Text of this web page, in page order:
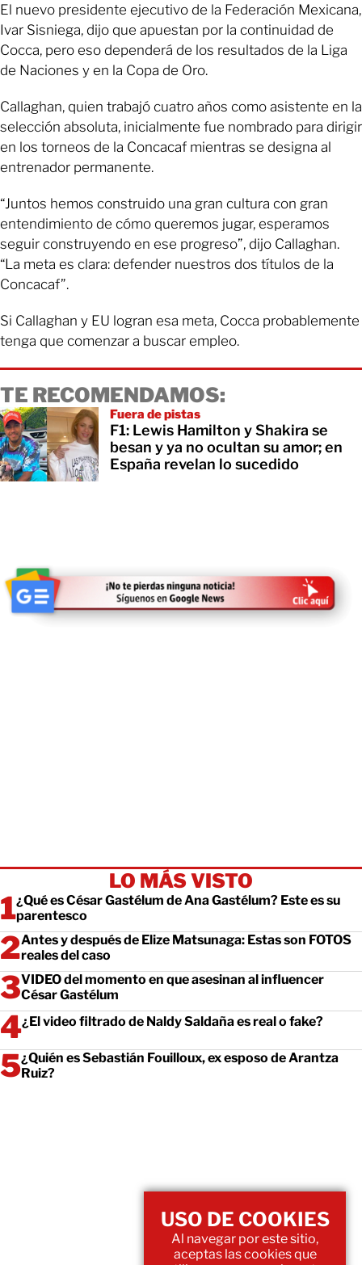
El nuevo presidente ejecutivo de la Federación Mexicana,
Ivar Sisniega, dijo que apuestan por la continuidad de
Cocca, pero eso dependerá de los resultados de la Liga
de Naciones y en la Copa de Oro.
Callaghan, quien trabajó cuatro años como asistente en la
selección absoluta, inicialmente fue nombrado para dirigir
en los torneos de la Concacaf mientras se designa al
entrenador permanente.
“Juntos hemos construido una gran cultura con gran
entendimiento de cómo queremos jugar, esperamos
seguir construyendo en ese progreso”, dijo Callaghan.
“La meta es clara: defender nuestros dos títulos de la
Concacaf”.
Si Callaghan y EU logran esa meta, Cocca probablemente
tenga que comenzar a buscar empleo.
TE RECOMENDAMOS:
Fuera de pistas
F1: Lewis Hamilton y Shakira se
besan y ya no ocultan su amor; en
España revelan lo sucedido
LO MÁS VISTO
¿Qué es César Gastélum de Ana Gastélum? Este es su
parentesco
Antes y después de Elize Matsunaga: Estas son FOTOS
reales del caso
VIDEO del momento en que asesinan al influencer
César Gastélum
¿El video filtrado de Naldy Saldaña es real o fake?
¿Quién es Sebastián Fouilloux, ex esposo de Arantza
Ruiz?
USO DE COOKIES
Al navegar por este sitio,
aceptas las cookies que